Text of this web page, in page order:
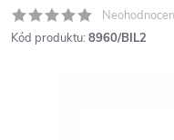
Kód produktu: 8960/BIL2